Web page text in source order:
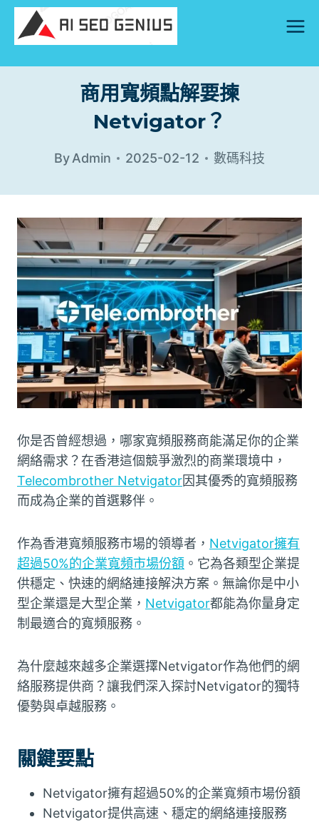
Skip
content
商用寬頻點解要揀
Netvigator？
ByAdmin 2025-02-12 數碼科技
你是否曾經想過，哪家寬頻服務商能滿足你的企業
網絡需求？在香港這個競爭激烈的商業環境中，
Telecombrother Netvigator因其優秀的寬頻服務
而成為企業的首選夥伴。
作為香港寬頻服務市場的領導者， Netvigator擁有
超過50%的企業寬頻市場份額 。它為各類型企業提
供穩定、快速的網絡連接解決方案。無論你是中小
型企業還是大型企業， Netvigator都能為你量身定
制最適合的寬頻服務。
為什麼越來越多企業選擇Netvigator作為他們的網
絡服務提供商？讓我們深入探討Netvigator的獨特
優勢與卓越服務。
關鍵要點
Netvigator擁有超過50%的企業寬頻市場份額
Netvigator提供高速、穩定的網絡連接服務